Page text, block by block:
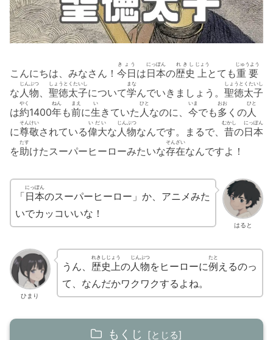
こんにちは、みなさん！ 今日
きょう
は日本
にっぽん
の歴史
れきし
上
じょう
とても重要
じゅうよう
な 人物
じんぶつ
聖徳太子
しょうとくたいし
について学
まな
んでいきましょう。 聖徳太子
しょうとくたいし
は約
やく
1400年
ねん
も前
まえ
に生
い
きていた 人
ひと
なのに、 今
いま
でも多
おお
くの 人
ひと
に尊敬
そんけい
されている偉大
いだい
な 人物
じんぶつ
なんです。まるで、 昔
むかし
の日本
にっぽん
を助
たす
けたスーパーヒーローみたいな存在
そんざい
なんですよ！
はると
「日本
にっぽん
のスーパーヒーロー」か、アニメみた
いでカッコいいな！
ひまり
うん、 歴史上
れきしじょう
の人物
じんぶつ
をヒーローに例
たと
えるのっ
て、なんだかワクワクするよね。
もくじ